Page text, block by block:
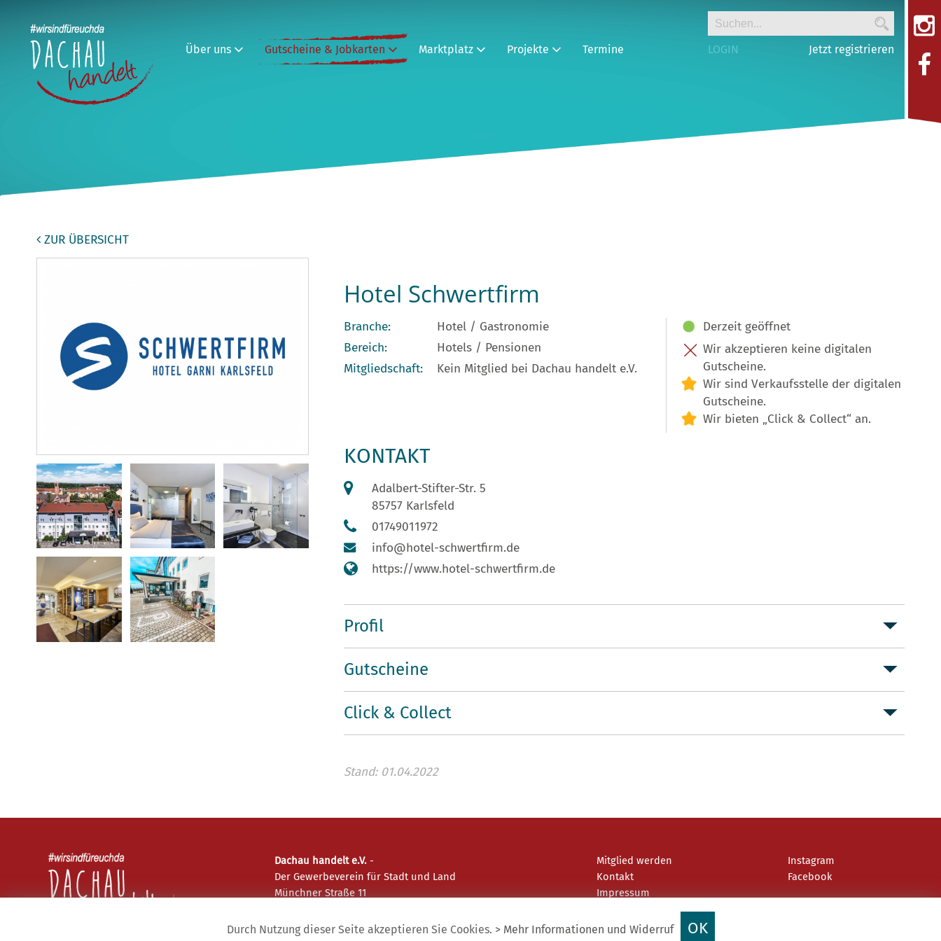
Über uns Gutscheine & Jobkarten Marktplatz Projekte Termine Jetzt registrieren
LOGIN
ZUR ÜBERSICHT
Hotel Schwertfirm
Derzeit geöffnet
Wir akzeptieren keine digitalen
Gutscheine.
Wir sind Verkaufsstelle der digitalen
Gutscheine.
Wir bieten „Click & Collect“ an.
Branche:
Hotel / Gastronomie
Bereich:
Hotels / Pensionen
Mitgliedschaft:
Kein Mitglied bei Dachau handelt e.V.
KONTAKT
Adalbert-Stifter-Str. 5
85757 Karlsfeld
01749011972
info@hotel-schwertfirm.de
https://www.hotel-schwertfirm.de
Profil
Gutscheine
Click & Collect
Stand: 01.04.2022
Dachau handelt e.V. -
Der Gewerbeverein für Stadt und Land
Münchner Straße 11
Mitglied werden
Kontakt
Impressum
Instagram
Facebook
Durch Nutzung dieser Seite akzeptieren Sie Cookies. > Mehr Informationen und Widerruf OK